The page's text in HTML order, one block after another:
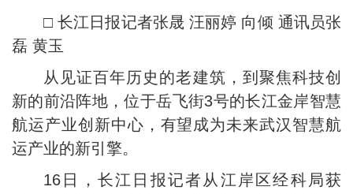
□ 长江日报记者张晟 汪丽婷 向倾 通讯员张
磊 黄玉
从见证百年历史的老建筑，到聚焦科技创
新的前沿阵地，位于岳飞街3号的长江金岸智慧
航运产业创新中心，有望成为未来武汉智慧航
运产业的新引擎。
16日，长江日报记者从江岸区经科局获